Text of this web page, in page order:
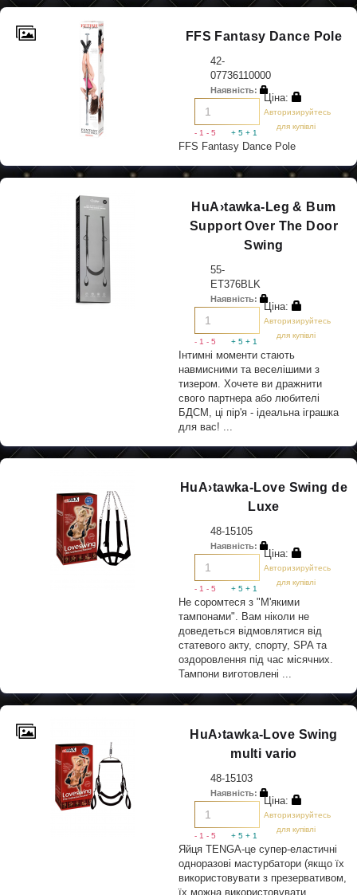
FFS Fantasy Dance Pole
42-
07736110000
Наявність:
+ 1
- 1 - 5 + 5
Ціна:
Авторизируйтесь
для купівлі
FFS Fantasy Dance Pole
HuA›tawka-Leg & Bum
Support Over The Door
Swing
55-
ET376BLK
Наявність:
+ 1
- 1 - 5 + 5
Ціна:
Авторизируйтесь
для купівлі
Інтимні моменти стають
навмисними та веселішими з
тизером. Хочете ви дражнити
свого партнера або любителі
БДСМ, ці пір'я - ідеальна іграшка
для вас! ...
HuA›tawka-Love Swing de
Luxe
48-15105
Наявність:
+ 1
- 1 - 5 + 5
Ціна:
Авторизируйтесь
для купівлі
Не соромтеся з "М'якими
тампонами". Вам ніколи не
доведеться відмовлятися від
статевого акту, спорту, SPA та
оздоровлення під час місячних.
Тампони виготовлені ...
HuA›tawka-Love Swing
multi vario
48-15103
Наявність:
+ 1
- 1 - 5 + 5
Ціна:
Авторизируйтесь
для купівлі
Яйця TENGA-це супер-еластичні
одноразові мастурбатори (якщо їх
використовувати з презервативом,
їх можна використовувати